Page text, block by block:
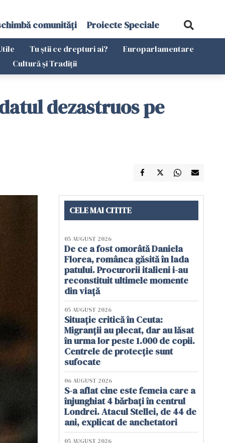
comunități Proiecte Speciale
Tu știi ce drepturi ai?
Europarlamentare
Cultură și Tradiții
dezastruos pe
CELE MAI CITITE
05 AUGUST 2026
De ce a fost omorâtă Daniela
Florea, românca găsită în lada
patului. Procurorii italieni i-au
reconstituit ultimele momente
din viață
05 AUGUST 2026
Situație critică în Ceuta:
Migranții au plecat, dar au lăsat
în urma lor peste 1.000 de copii.
Centrele de protecție sunt
sufocate
06 AUGUST 2026
S-a aflat cine este femeia care a
înjunghiat 4 bărbați în centrul
Londrei. Atacul Stellei, de 44 de
ani, explicat de anchetatori
05 AUGUST 2026